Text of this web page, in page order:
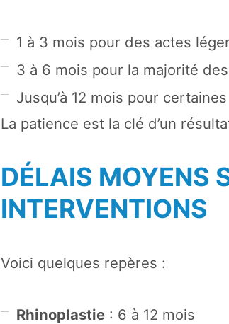
1 à 3 mois pour des actes
3 à 6 mois pour la majorité
Jusqu’à 12 mois pour
La patience est la clé d’un
DÉLAIS MOYENS
INTERVENTIONS
Voici quelques repères :
Rhinoplastie: 6 à 12 mois